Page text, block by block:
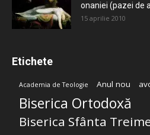
onaniei (pazei de
15 aprilie 2010
Etichete
Academia de Teologie Anul nou
Biserica Ortodoxă
Biserica Sfânta